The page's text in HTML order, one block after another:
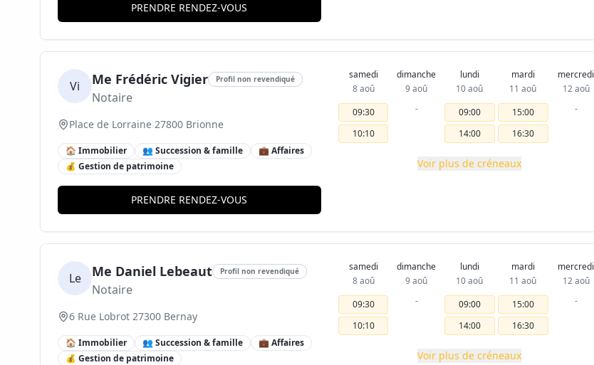
PRENDRE RENDEZ-VOUS
Vi Me Frédéric Vigier Profil non revendiqué
Notaire
Place de Lorraine 27800 Brionne
🏠 Immobilier 👥 Succession & famille
💼 Affaires
💰 Gestion de patrimoine
PRENDRE RENDEZ-VOUS
samedi
8 aoû
09:30
10:10
dimanche
9 aoû
-
lundi
10 aoû
09:00
14:00
mardi
11 aoû
15:00
16:30
mercredi
12 aoû
-
Voir plus de créneaux
Le Me Daniel Lebeaut Profil non revendiqué
Notaire
6 Rue Lobrot 27300 Bernay
🏠 Immobilier 👥 Succession & famille
💼 Affaires
💰 Gestion de patrimoine
samedi
8 aoû
09:30
10:10
dimanche
9 aoû
-
lundi
10 aoû
09:00
14:00
mardi
11 aoû
15:00
16:30
mercredi
12 aoû
-
Voir plus de créneaux